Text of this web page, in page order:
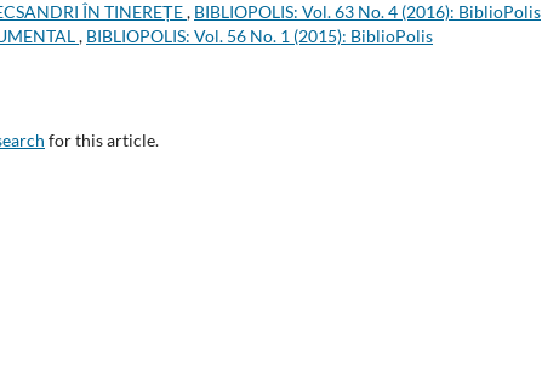
ÎN TINEREȚE, BIBLIOPOLIS: Vol. 63 No. 4 (2016): BiblioPolis
, BIBLIOPOLIS: Vol. 56 No. 1 (2015): BiblioPolis
for this article.